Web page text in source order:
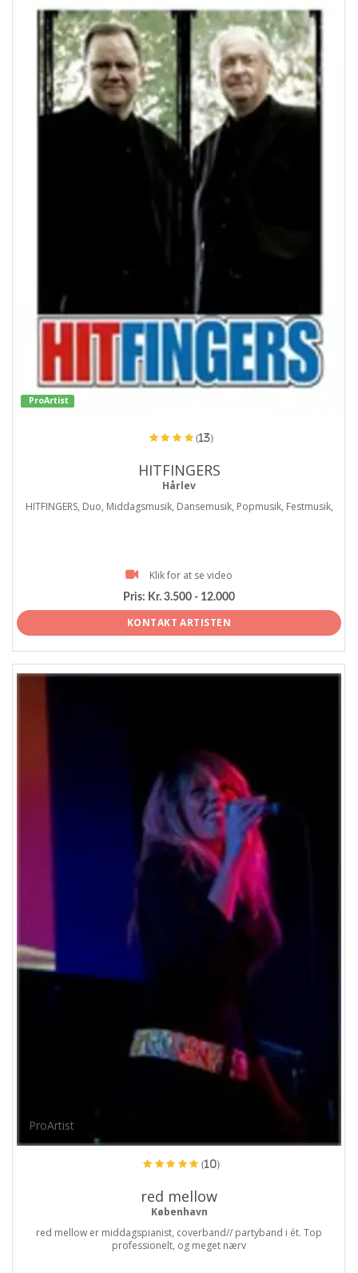
ProArtist
(13)
HITFINGERS
Hårlev
HITFINGERS, Duo, Middagsmusik, Dansemusik, Popmusik, Festmusik,
Klik for at se video
Pris: Kr. 3.500 - 12.000
KONTAKT ARTISTEN
ProArtist
(10)
red mellow
København
red mellow er middagspianist, coverband// partyband i ét. Top
professionelt, og meget nærv